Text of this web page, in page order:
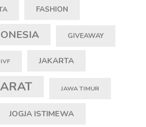
FASHION
GIVEAWAY
IVF JAKARTA
JAWA TIMUR
JOGJA ISTIMEWA